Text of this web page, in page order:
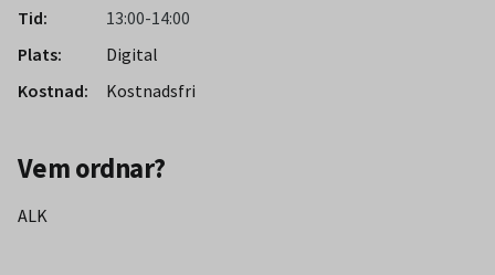
Tid:
13:00-14:00
Plats:
Digital
Kostnad:
Kostnadsfri
Vem ordnar?
ALK